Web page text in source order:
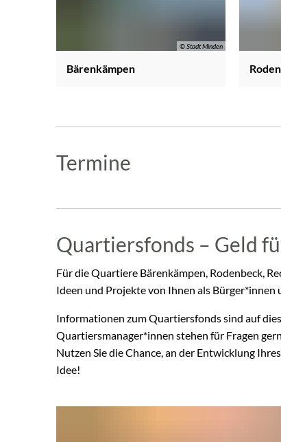
© Stadt Minden
Bärenkämpen
Termine
Quartiersfonds – Geld
Für die Quartiere Bärenkämpen, Rodenbeck,
Ideen und Projekte von Ihnen als
Informationen zum Quartiersfonds sind auf
Quartiersmanager*innen stehen für Fragen
Nutzen Sie die Chance, an der Entwicklung
Idee!